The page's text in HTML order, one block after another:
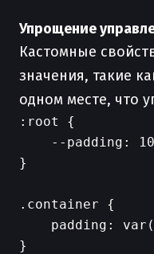
Упрощение
Кастомные
значения, такие
одном месте, что
:root {
--padding:
}
.container {
padding:
}